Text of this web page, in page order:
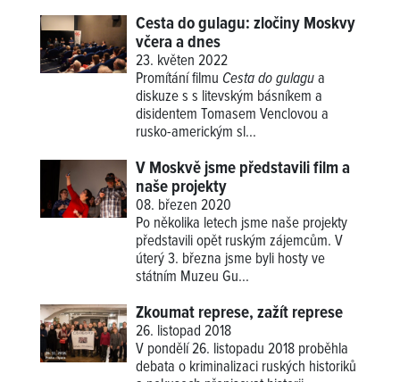
Cesta do gulagu: zločiny Moskvy
včera a dnes
23. květen 2022
Promítání filmu Cesta do gulagua
diskuze s s litevským básníkem a
disidentem Tomasem Venclovou a
rusko-americkým sl...
V Moskvě jsme představili film a
naše projekty
08. březen 2020
Po několika letech jsme naše projekty
představili opět ruským zájemcům. V
úterý 3. března jsme byli hosty ve
státním Muzeu Gu...
Zkoumat represe, zažít represe
26. listopad 2018
V pondělí 26. listopadu 2018 proběhla
debata o kriminalizaci ruských historiků